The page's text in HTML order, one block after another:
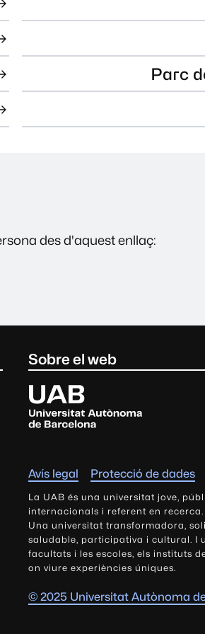
Parc
des d'aquest enllaç:
Sobre el web
U
n
i
s
i
t
a
t
A
u
t
ò
Avís legal Protecció de dades
La UAB és una universitat jove,
internacionals i referent en
Una universitat transformadora,
saludable, participativa i cultural. I
facultats i les escoles, els instituts
on viure experiències úniques.
© 2025 Universitat Autònoma